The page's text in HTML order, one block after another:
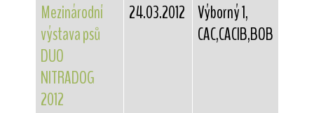
Mezinárodní
výstava psů
DUO
NITRADOG
2012
24.03.2012 Výborný 1,
CAC,CACIB,BOB